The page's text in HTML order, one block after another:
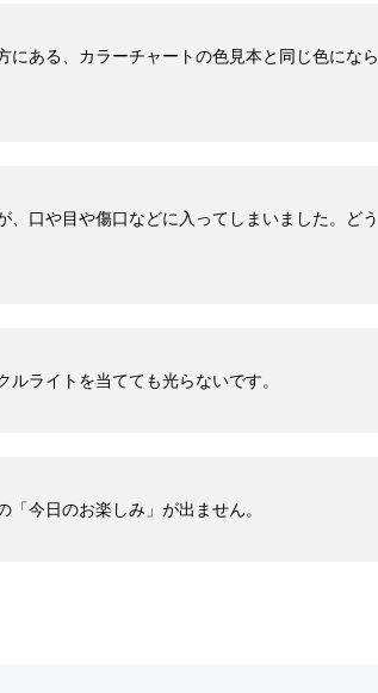
にある、カラーチャートの色見本と同じ色になら
、口や目や傷口などに入ってしまいました。どう
ルライトを当てても光らないです。
「今日のお楽しみ」が出ません。